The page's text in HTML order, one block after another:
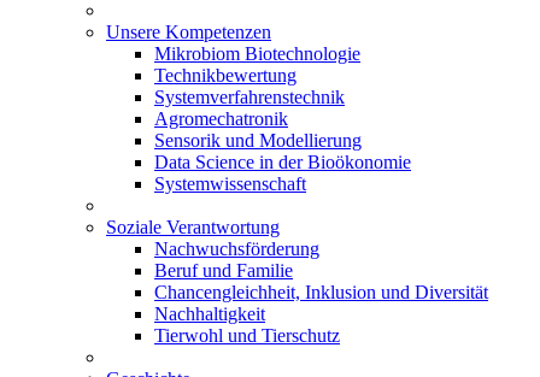
Unsere Kompetenzen
Mikrobiom Biotechnologie
Technikbewertung
Systemverfahrenstechnik
Agromechatronik
Sensorik und Modellierung
Data Science in der Bioökonomie
Systemwissenschaft
Soziale Verantwortung
Nachwuchsförderung
Beruf und Familie
Chancengleichheit, Inklusion und Diversität
Nachhaltigkeit
Tierwohl und Tierschutz